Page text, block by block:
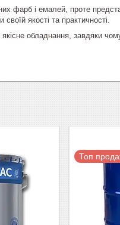
фарб і емалей, проте
якості та практичності.
якісне обладнання, завдяки
Топ